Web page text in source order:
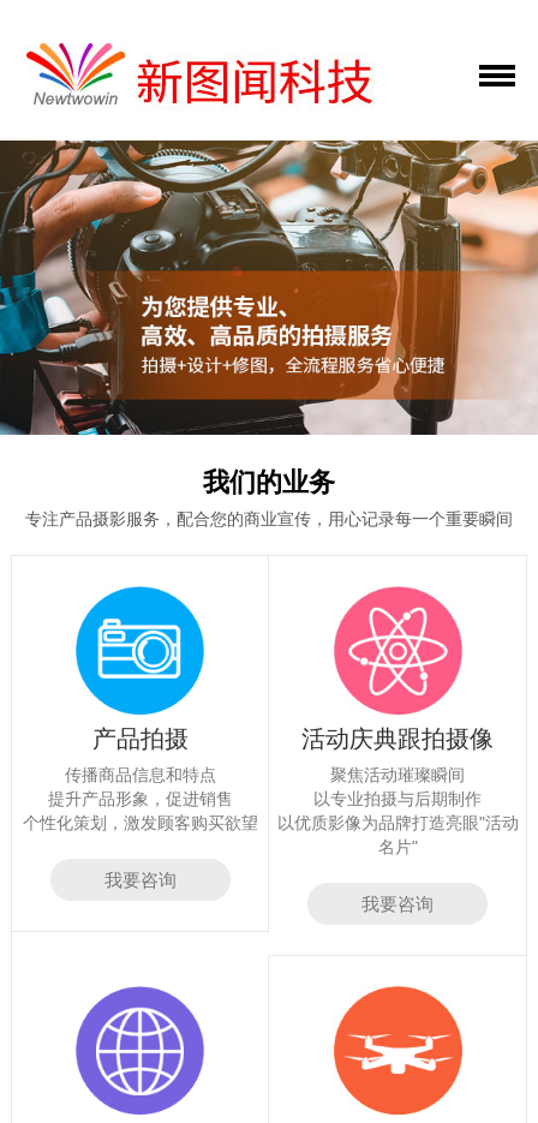
我们的业务
专注产品摄影服务，配合您的商业宣传，用心记录每一个重要瞬间
产品拍摄
传播商品信息和特点
提升产品形象，促进销售
个性化策划，激发顾客购买欲望
我要咨询
活动庆典跟拍摄像
聚焦活动璀璨瞬间
以专业拍摄与后期制作
以优质影像为品牌打造亮眼"活动
名片"
我要咨询